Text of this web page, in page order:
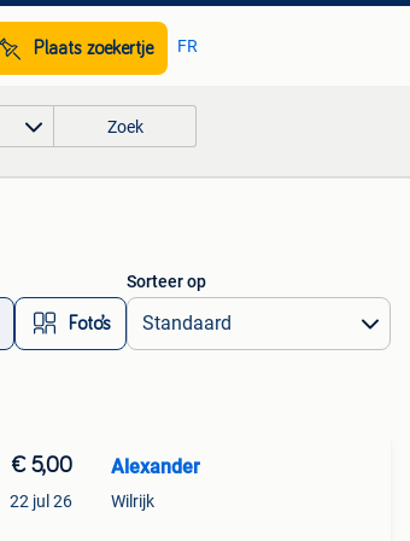
Plaats zoekertje FR
Zoek
Foto’s
Sorteer op
€ 5,00
22 jul 26
Alexander
Wilrijk